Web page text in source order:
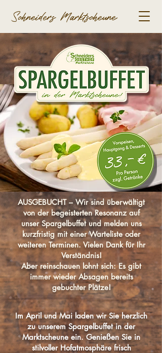
Schneiders Marktscheune
AUSGEBUCHT – Wir sind überwältigt
von der begeisterten Resonanz auf
unser Spargelbuffet und melden uns
kurzfristig mit einer Warteliste oder
weiteren Terminen. Vielen Dank für Ihr
Verständnis!
Aber reinschauen lohnt sich: Es gibt
immer wieder Absagen bereits
gebuchter Plätze!
Im April und Mai laden wir Sie herzlich
zu unserem Spargelbuffet in der
Marktscheune ein. Genießen Sie in
stilvoller Hofatmosphäre frisch